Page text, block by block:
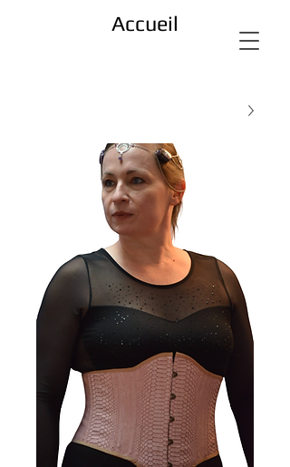
Accueil